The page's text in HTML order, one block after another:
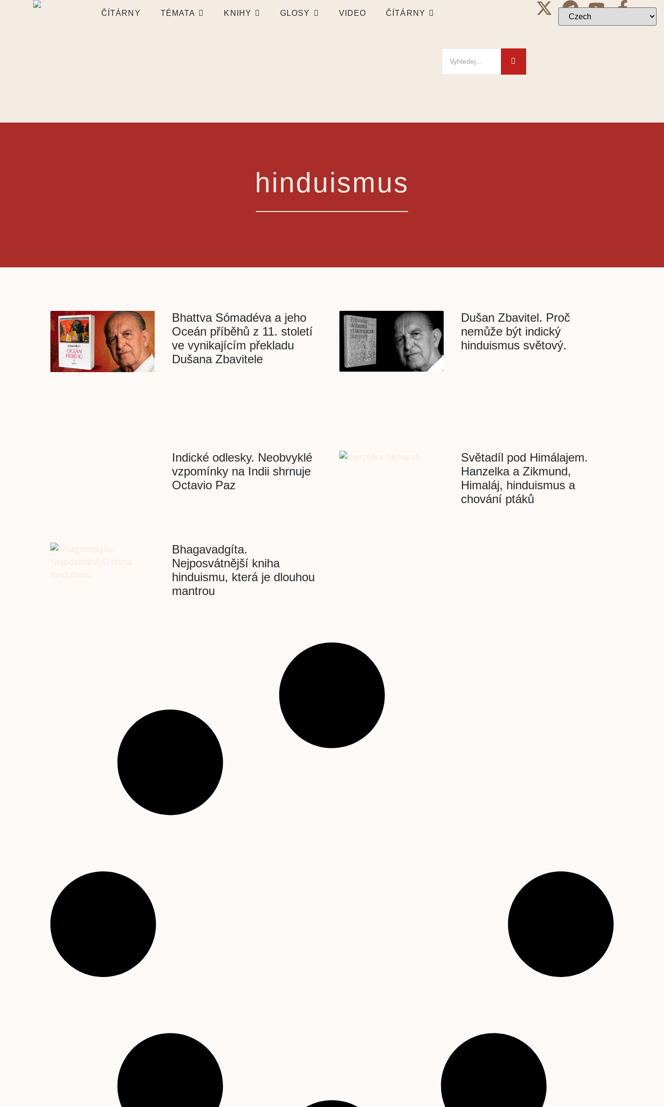
ČÍTÁRNY TÉMATA KNIHY GLOSY VIDEO ČÍTÁRNY
hinduismus
Bhattva Sómadéva a jeho
Oceán příběhů z 11. století
ve vynikajícím překladu
Dušana Zbavitele
Dušan Zbavitel. Proč
nemůže být indický
hinduismus světový.
Indické odlesky. Neobvyklé
vzpomínky na Indii shrnuje
Octavio Paz
Světadíl pod Himálajem.
Hanzelka a Zikmund,
Himaláj, hinduismus a
chování ptáků
Bhagavadgíta.
Nejposvátnější kniha
hinduismu, která je dlouhou
mantrou